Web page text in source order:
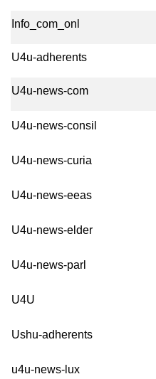
Info_com_onl
U4u-adherents
U4u-news-com
U4u-news-consil
U4u-news-curia
U4u-news-eeas
U4u-news-elder
U4u-news-parl
U4U
Ushu-adherents
u4u-news-lux